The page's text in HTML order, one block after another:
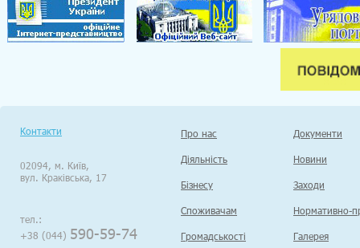
Контакти
02094, м. Київ,
вул. Краківська, 17
тел.:
+38 (044) 590-59-74
Про нас
Діяльність
Бізнесу
Споживачам
Громадськості
Документи
Новини
Заходи
Нормативно-
Галерея